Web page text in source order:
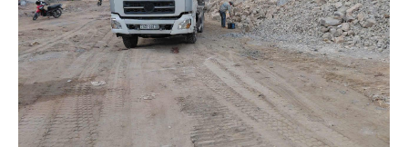
dân ven biển, hải đảo.